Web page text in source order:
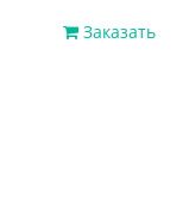
Заказать